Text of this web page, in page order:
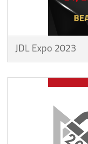
JDL Expo 2023